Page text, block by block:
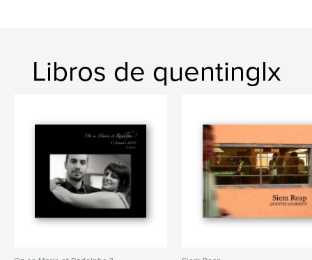
Libros de quentinglx